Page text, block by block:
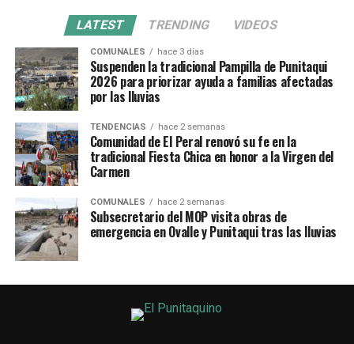
LATEST TRENDING VIDEOS
COMUNALES hace 3 días
Suspenden la tradicional Pampilla de Punitaqui
2026 para priorizar ayuda a familias afectadas
por las lluvias
TENDENCIAS hace 2 semanas
Comunidad de El Peral renovó su fe en la
tradicional Fiesta Chica en honor a la Virgen del
Carmen
COMUNALES hace 2 semanas
Subsecretario del MOP visita obras de
emergencia en Ovalle y Punitaqui tras las lluvias